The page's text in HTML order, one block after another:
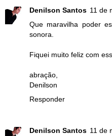
Denilson Santos 11 de
Que maravilha poder
sonora.
Fiquei muito feliz com
abração,
Denilson
Responder
Denilson Santos 11 de